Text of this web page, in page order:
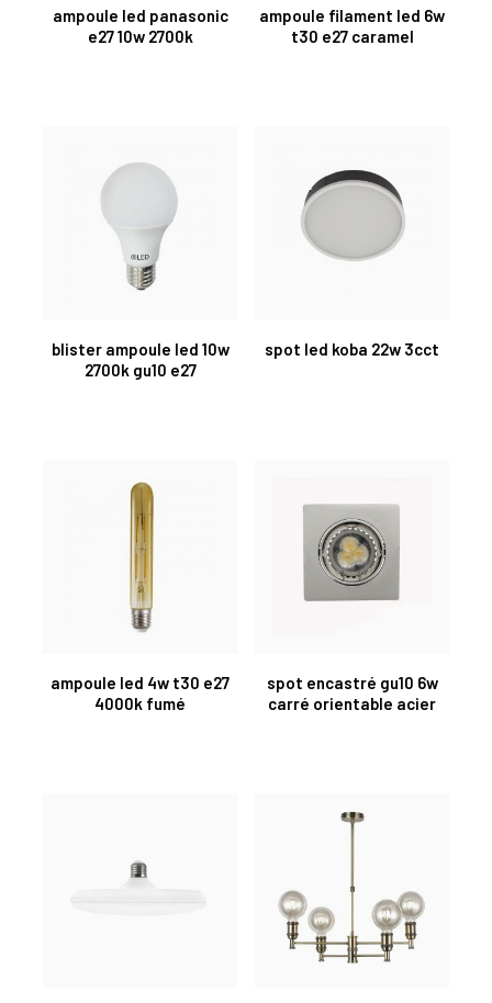
ampoule led panasonic
e27 10w 2700k
ampoule filament led 6w
t30 e27 caramel
blister ampoule led 10w
2700k gu10 e27
spot led koba 22w 3cct
ampoule led 4w t30 e27
4000k fumé
spot encastré gu10 6w
carré orientable acier